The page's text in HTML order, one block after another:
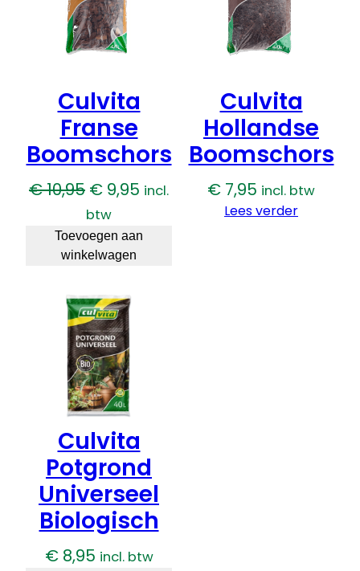
Culvita
Franse
Boomschors
€10,95 Oorspronkelijke
prijs
was:
€ 10,95.
€ 9,95 Huidige
is:
incl.
btw
Toevoegen aan
winkelwagen
Culvita
Hollandse
Boomschors
€ 7,95 incl. btw
Lees verder
Culvita
Potgrond
Universeel
Biologisch
€8,95 incl. btw